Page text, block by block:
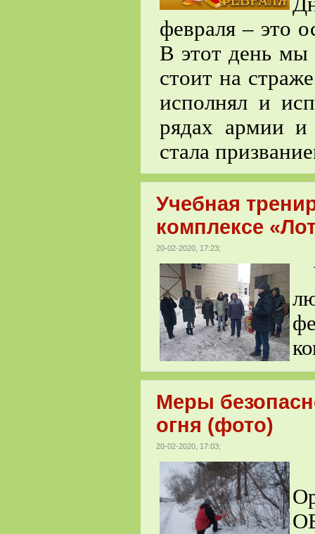
февраля – это
В этот день мы
стоит на
исполнял и
рядах армии и
стала
Учебная
комплексе
20-02-2020, 17:23;
Меры
огня (фото)
20-02-2020, 17:03;